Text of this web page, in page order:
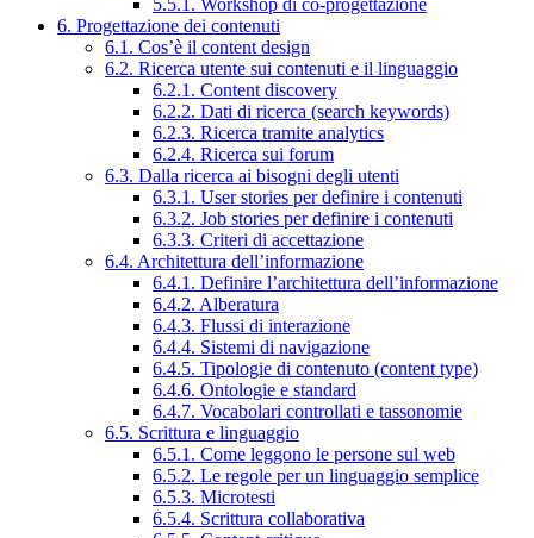
6. Progettazione dei contenuti
6.1. Cos’è il content design
6.2. Ricerca utente sui contenuti e il linguaggio
6.2.1. Content discovery
6.2.2. Dati di ricerca (search keywords)
6.2.3. Ricerca tramite analytics
6.2.4. Ricerca sui forum
6.3. Dalla ricerca ai bisogni degli utenti
6.3.1. User stories per definire i contenuti
6.3.2. Job stories per definire i contenuti
6.3.3. Criteri di accettazione
6.4. Architettura dell’informazione
6.4.1. Definire l’architettura dell’informazione
6.4.2. Alberatura
6.4.3. Flussi di interazione
6.4.4. Sistemi di navigazione
6.4.5. Tipologie di contenuto (content type)
6.4.6. Ontologie e standard
6.4.7. Vocabolari controllati e tassonomie
6.5. Scrittura e linguaggio
6.5.1. Come leggono le persone sul web
6.5.2. Le regole per un linguaggio semplice
6.5.3. Microtesti
6.5.4. Scrittura collaborativa